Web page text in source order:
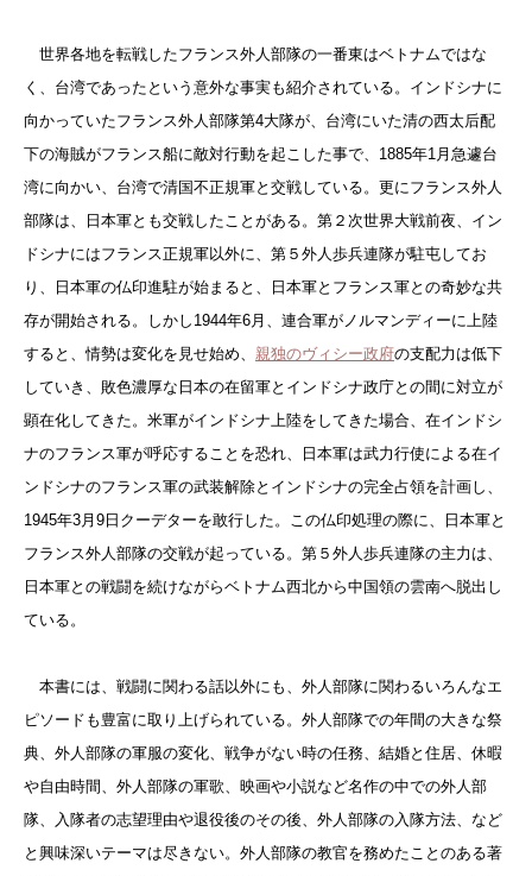
世界各地を転戦したフランス外人部隊の一番東はベトナムではな
く、台湾であったという意外な事実も紹介されている。インドシナに
向かっていたフランス外人部隊第4大隊が、台湾にいた清の西太后配
下の海賊がフランス船に敵対行動を起こした事で、1885年1月急遽台
湾に向かい、台湾で清国不正規軍と交戦している。更にフランス外人
部隊は、日本軍とも交戦したことがある。第２次世界大戦前夜、イン
ドシナにはフランス正規軍以外に、第５外人歩兵連隊が駐屯してお
り、日本軍の仏印進駐が始まると、日本軍とフランス軍との奇妙な共
存が開始される。しかし1944年6月、連合軍がノルマンディーに上陸
すると、情勢は変化を見せ始め、 親独のヴィシー政府の支配力は低下
していき、 敗色濃厚な日本の在留軍とインドシナ政庁との間に対立が
顕在化してきた。米軍がインドシナ上陸をしてきた場合、在インドシ
ナのフランス軍が呼応することを恐れ、日本軍は武力行使による在イ
ンドシナのフランス軍の武装解除とインドシナの完全占領を計画し、
1945年3月9日クーデターを敢行した。この仏印処理の際に、日本軍と
フランス外人部隊の交戦が起っている。第５外人歩兵連隊の主力は、
日本軍との戦闘を続けながらベトナム西北から中国領の雲南へ脱出し
ている。
本書には、戦闘に関わる話以外にも、外人部隊に関わるいろんなエ
ピソードも豊富に取り上げられている。外人部隊での年間の大きな祭
典、外人部隊の軍服の変化、戦争がない時の任務、結婚と住居、休暇
や自由時間、外人部隊の軍歌、映画や小説など名作の中での外人部
隊、入隊者の志望理由や退役後のその後、外人部隊の入隊方法、など
と興味深いテーマは尽きない。外人部隊の教官を務めたことのある著